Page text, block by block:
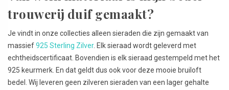
trouwerij duif gemaakt?
Je vindt in onze collecties alleen sieraden die zijn gemaakt van
massief925 Sterling Zilver. Elk sieraad wordt geleverd met
echtheidscertificaat. Bovendien is elk sieraad gestempeld met het
925 keurmerk. En dat geldt dus ook voor deze mooie bruiloft
bedel. Wij leveren geen zilveren sieraden van een lager gehalte